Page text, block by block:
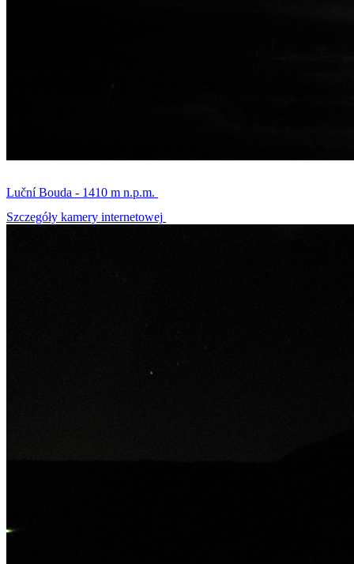
Luční Bouda - 1410 m n.p.m.
Szczegóły kamery internetowej